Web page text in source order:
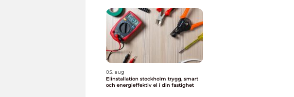
05. aug
Elinstallation stockholm trygg, smart
och energieffektiv el i din fastighet